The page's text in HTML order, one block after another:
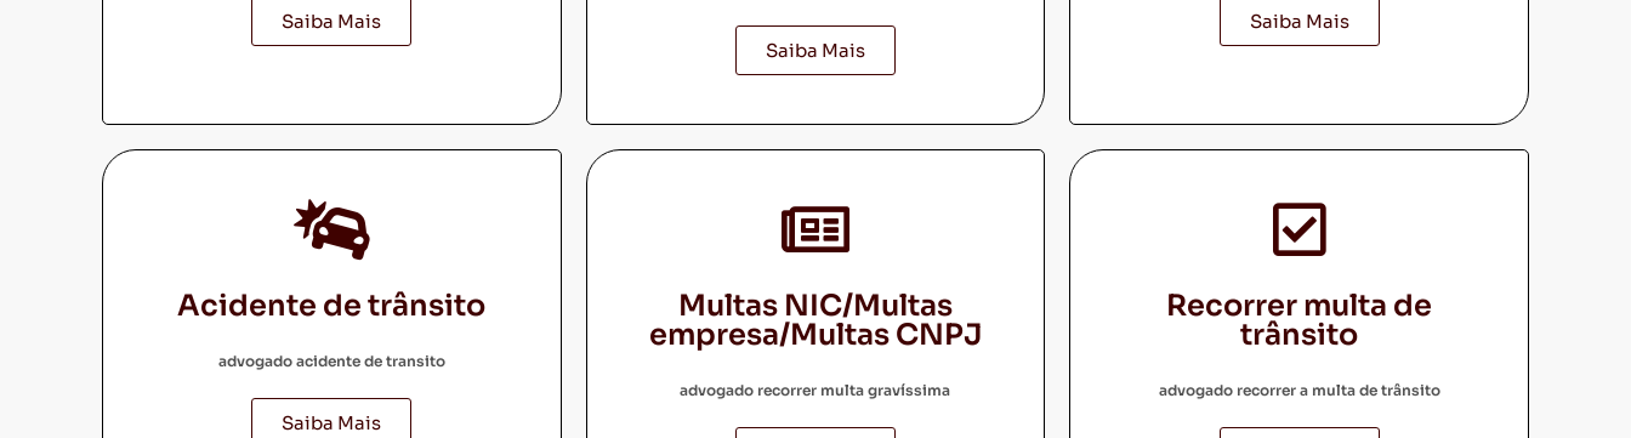
Saiba Mais
Saiba Mais
Saiba Mais
Acidente de trânsito
advogado acidente de transito
Saiba Mais
Multas NIC/Multas
empresa/Multas CNPJ
advogado recorrer multa gravíssima
Recorrer multa de
trânsito
advogado recorrer a multa de trânsito